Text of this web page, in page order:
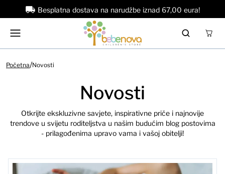
Besplatna dostava na narudžbe iznad 67,00 eura!
Početna/Novosti
Novosti
Otkrijte ekskluzivne savjete, inspirativne priče i najnovije
trendove u svijetu roditeljstva u našim budućim blog postovima
- prilagođenima upravo vama i vašoj obitelji!